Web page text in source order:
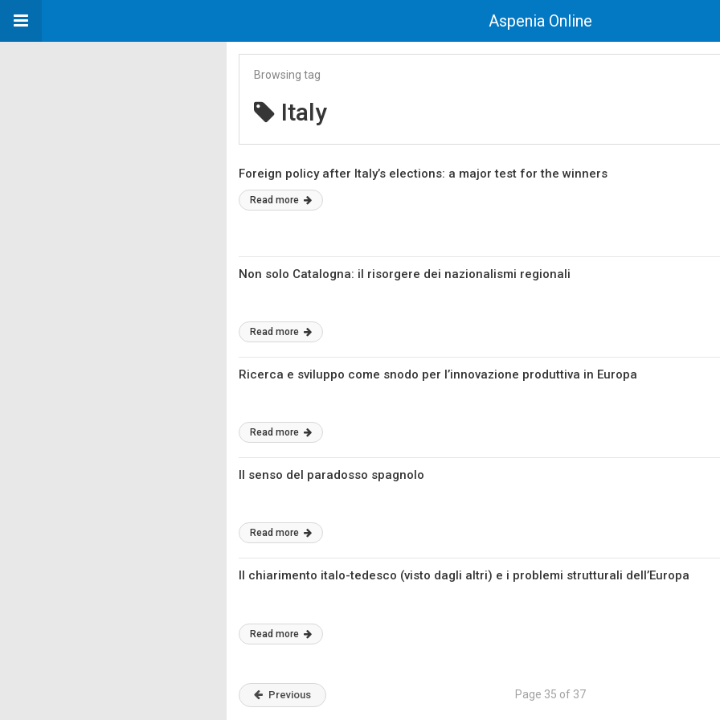
Aspenia Online
Browsing tag
Italy
Foreign policy after Italy’s elections: a major test for the winners
Read more
Non solo Catalogna: il risorgere dei nazionalismi regionali
Read more
Ricerca e sviluppo come snodo per l’innovazione produttiva in Europa
Read more
Il senso del paradosso spagnolo
Read more
Il chiarimento italo-tedesco (visto dagli altri) e i problemi strutturali dell’Europa
Read more
Previous Page 35 of 37